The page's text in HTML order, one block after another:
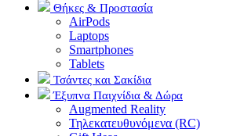
Θήκες & Προστασία
AirPods
Laptops
Smartphones
Tablets
Τσάντες και Σακίδια
Έξυπνα Παιχνίδια & Δώρα
Augmented Reality
Τηλεκατευθυνόμενα (RC)